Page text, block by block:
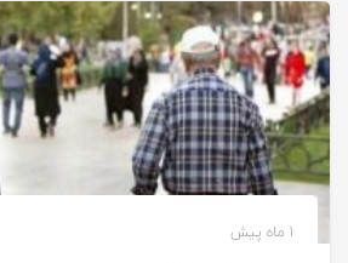
1 ماه پیش